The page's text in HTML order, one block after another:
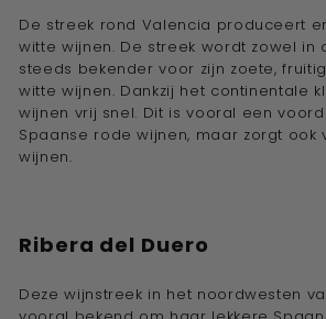
De streek rond Valencia produceert
witte wijnen. De streek wordt zowel in
steeds bekender voor zijn zoete,
witte wijnen. Dankzij het continentale
wijnen vrij snel. Dit is vooral een
Spaanse rode wijnen, maar zorgt ook
wijnen.
Ribera del Duero
Deze wijnstreek in het noordwesten